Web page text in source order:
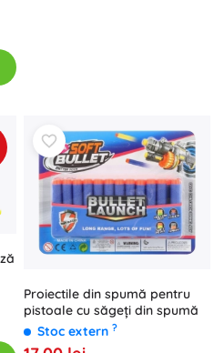
Proiectile din spumă pentru
pistoale cu săgeți din spumă
Stoc extern ?